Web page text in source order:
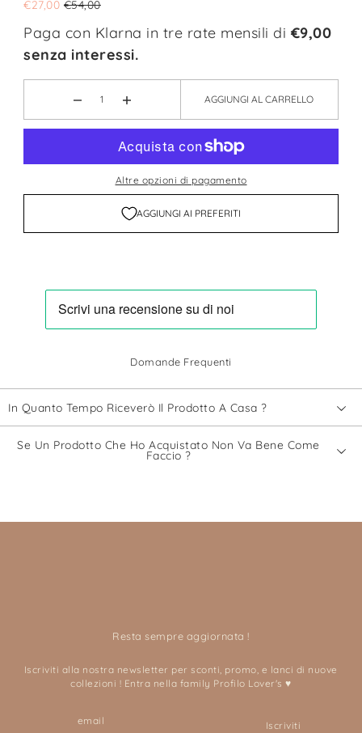
€27,00 €54,00
Paga con Klarna in tre rate mensili di €9,00
senza interessi.
AGGIUNGI AL CARRELLO
Altre opzioni di pagamento
AGGIUNGI AI PREFERITI
Domande Frequenti
In Quanto Tempo Riceverò Il Prodotto A Casa ?
Se Un Prodotto Che Ho Acquistato Non Va Bene Come
Faccio ?
Resta sempre aggiornata !
Iscriviti alla nostra newsletter per sconti, promo, e lanci di nuove
collezioni ! Entra nella family Profilo Lover's ♥
Iscriviti